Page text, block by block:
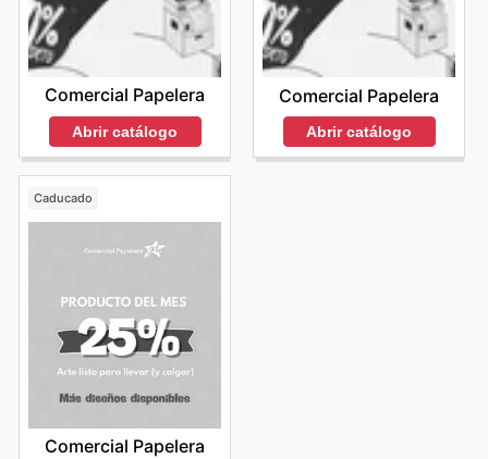
Comercial Papelera
Abrir catálogo
Comercial Papelera
Abrir catálogo
Caducado
Comercial Papelera